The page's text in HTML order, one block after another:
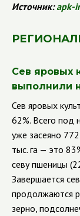
Источник:apk-
Сев яровых
выполнили
Сев яровых
62%. Всего под
уже засеяно
тыс. га — это
севу пшеницы
Завершается
продолжаются
зерно,